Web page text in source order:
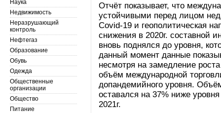
Отчёт показывает, что
устойчивыми перед лицом
Covid-19 и геополитическая
снижения в 2020г. составной
вновь поднялся до уровня,
данный момент данные
несмотря на замедление
объём международной
допандемийного уровня.
оставался на 37% ниже
2021г.
Наука
Недвижимость
Неразрушающий
контроль
Нефтегаз
Образование
Обувь
Одежда
Общественные
организации
Общество
Питание